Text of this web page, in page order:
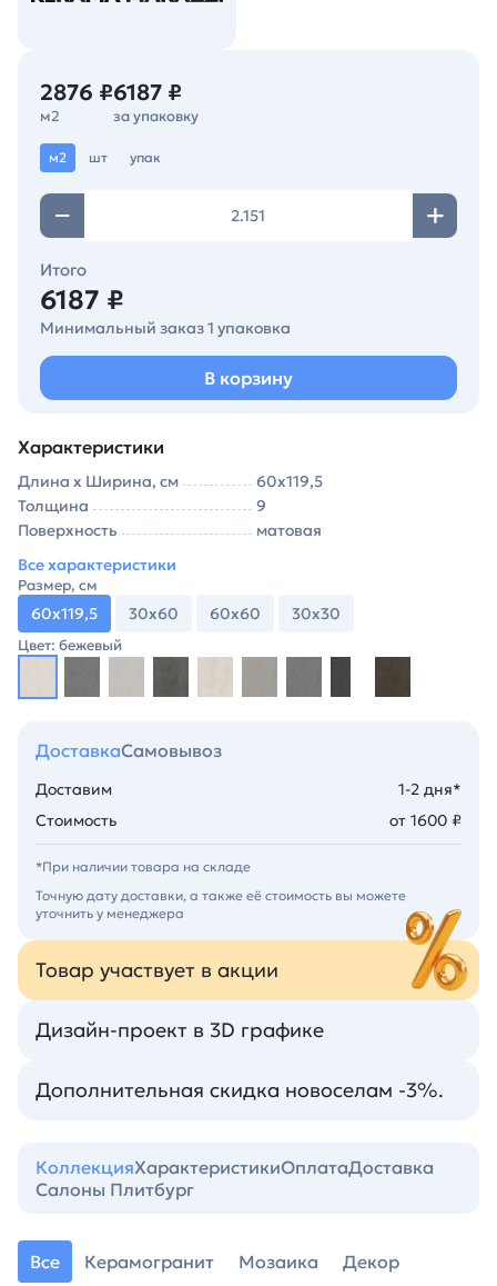
2876 ₽
м2
6187 ₽
за упаковку
м2 шт упак
Итого
6187 ₽
Минимальный заказ 1 упаковка
В корзину
Характеристики
Длина х Ширина, см
60х119,5
Толщина
9
Поверхность
матовая
Все характеристики
Размер, см
60х119,5 30х60 60х60 30х30
Цвет: бежевый
ДоставкаСамовывоз
Доставим
1-2 дня*
Стоимость
от 1600 ₽
*При наличии товара на складе
Точную дату доставки, а также её стоимость вы можете
уточнить у менеджера
Товар участвует в акции
Дизайн-проект в 3D графике
Дополнительная скидка новоселам -3%.
КоллекцияХарактеристикиОплатаДоставка
Салоны Плитбург
Все Керамогранит Мозаика Декор